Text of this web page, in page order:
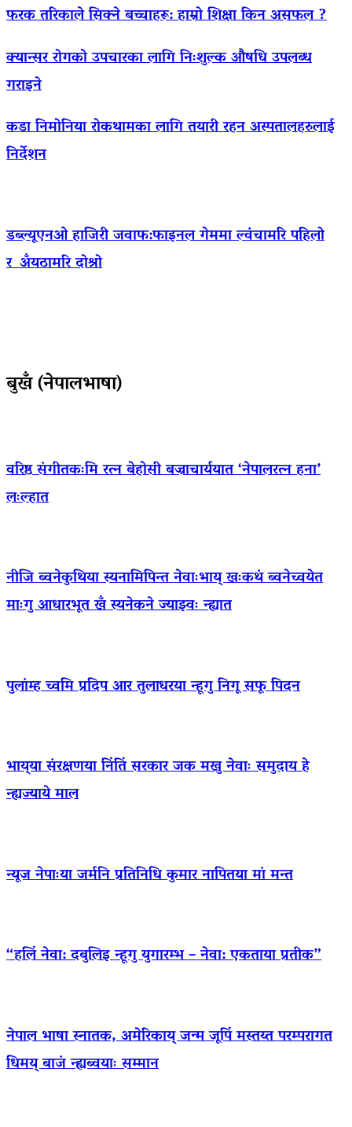
फरक तरिकाले सिक्ने बच्चाहरू: हाम्रो शिक्षा किन असफल ?
क्यान्सर रोगको उपचारका लागि निःशुल्क औषधि उपलब्ध
गराइने
कडा निमोनिया रोकथामका लागि तयारी रहन अस्पतालहरुलाई
निर्देशन
डब्ल्यूएनओ हाजिरी जवाफ:फाइनल गेममा ल्वंचामरि पहिलो
र अँयठामरि दोश्रो
बुखँ (नेपालभाषा)
वरिष्ठ संगीतकःमि रत्न बेहोसी बज्राचार्ययात ‘नेपालरत्न हना’
लःल्हात
नीजि ब्वनेकुथिया स्यनामिपिन्त नेवाःभाय् खःकथं ब्वनेच्वयेत
माःगु आधारभूत खँ स्यनेकने ज्याझ्वः न्ह्यात
पुलांम्ह च्वमि प्रदिप आर तुलाधरया न्हूगु निगू सफू पिदन
भाय्‌या संरक्षणया निंतिं सरकार जक मखु नेवाः समुदाय हे
न्ह्यज्याये माल
न्यूज नेपाःया जर्मनि प्रतिनिधि कुमार नापितया मां मन्त
“हलिं नेवा: दबुलिइ न्हूगु युगारम्भ – नेवा: एकताया प्रतीक”
नेपाल भाषा स्नातक, अमेरिकाय् जन्म जूपिं मस्तय्त परम्परागत
धिमय् बाजं न्ह्यब्वयाः सम्मान